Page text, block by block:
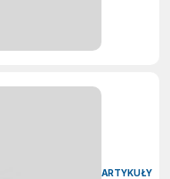
ARTYKUŁY